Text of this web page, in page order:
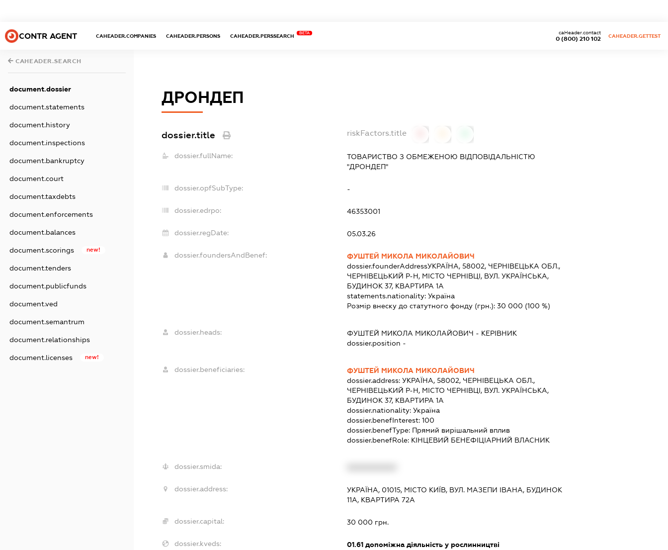
CONTR AGENT CAHEADER.COMPANIES CAHEADER.PERSONS CAHEADER.PERSSEARCH
BETA
0 (800) 210 102
caHeader.contact
CAHEADER.GETTEST
CAHEADER.SEARCH
document.dossier
document.statements
document.history
document.inspections
document.bankruptcy
document.court
document.taxdebts
document.enforcements
document.balances
document.scorings new!
document.tenders
document.publicfunds
document.ved
document.semantrum
document.relationships
document.licenses new!
ДРОНДЕП
dossier.title riskFactors.title
dossier.fullName:
ТОВАРИСТВО З ОБМЕЖЕНОЮ ВІДПОВІДАЛЬНІСТЮ
"ДРОНДЕП"
dossier.opfSubType: -
dossier.edrpo: 46353001
dossier.regDate: 05.03.26
dossier.foundersAndBenef:
ФУШТЕЙ МИКОЛА МИКОЛАЙОВИЧ
dossier.founderAddressУКРАЇНА, 58002, ЧЕРНІВЕЦЬКА ОБЛ.,
ЧЕРНІВЕЦЬКИЙ Р-Н, МІСТО ЧЕРНІВЦІ, ВУЛ. УКРАЇНСЬКА,
БУДИНОК 37, КВАРТИРА 1А
statements.nationality: Україна
Розмір внеску до статутного фонду (грн.): 30 000 (100 %)
dossier.heads: ФУШТЕЙ МИКОЛА МИКОЛАЙОВИЧ - КЕРІВНИК
dossier.position -
dossier.beneficiaries:
ФУШТЕЙ МИКОЛА МИКОЛАЙОВИЧ
dossier.address: УКРАЇНА, 58002, ЧЕРНІВЕЦЬКА ОБЛ.,
ЧЕРНІВЕЦЬКИЙ Р-Н, МІСТО ЧЕРНІВЦІ, ВУЛ. УКРАЇНСЬКА,
БУДИНОК 37, КВАРТИРА 1А
dossier.nationality: Україна
dossier.benefInterest: 100
dossier.benefType: Прямий вирішальний вплив
dossier.benefRole: КІНЦЕВИЙ БЕНЕФІЦІАРНИЙ ВЛАСНИК
dossier.smida:
dossier.address:
УКРАЇНА, 01015, МІСТО КИЇВ, ВУЛ. МАЗЕПИ ІВАНА, БУДИНОК
11А, КВАРТИРА 72А
dossier.capital: 30 000 грн.
dossier.kveds: 01.61допоміжна діяльність у рослинництві